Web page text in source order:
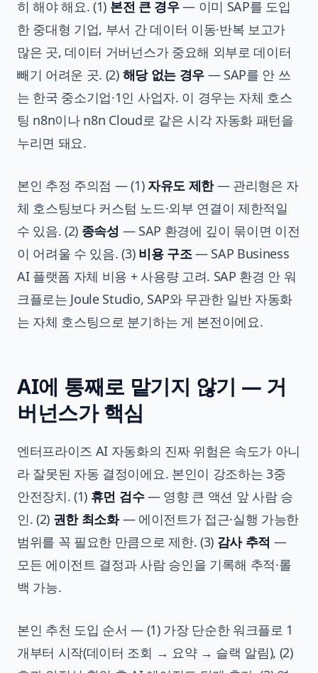
히 해야 해요. (1) 본전 큰 경우— 이미 SAP를 도입
한 중대형 기업, 부서 간 데이터 이동·반복 보고가
많은 곳, 데이터 거버넌스가 중요해 외부로 데이터
빼기 어려운 곳. (2) 해당 없는 경우— SAP를 안 쓰
는 한국 중소기업·1인 사업자. 이 경우는 자체 호스
팅 n8n이나 n8n Cloud로 같은 시각 자동화 패턴을
누리면 돼요.
본인 추정 주의점 — (1) 자유도 제한— 관리형은 자
체 호스팅보다 커스텀 노드·외부 연결이 제한적일
수 있음. (2) 종속성 — SAP 환경에 깊이 묶이면 이전
이 어려울 수 있음. (3) 비용 구조— SAP Business
AI 플랫폼 자체 비용 + 사용량 고려. SAP 환경 안 워
크플로는 Joule Studio, SAP와 무관한 일반 자동화
는 자체 호스팅으로 분기하는 게 본전이에요.
AI에 통째로 맡기지 않기 — 거
버넌스가 핵심
엔터프라이즈 AI 자동화의 진짜 위험은 속도가 아니
라 잘못된 자동 결정이에요. 본인이 강조하는 3중
안전장치. (1) 휴먼 검수— 영향 큰 액션 앞 사람 승
인. (2) 권한 최소화— 에이전트가 접근·실행 가능한
범위를 꼭 필요한 만큼으로 제한. (3) 감사 추적 —
모든 에이전트 결정과 사람 승인을 기록해 추적·롤
백 가능.
본인 추천 도입 순서 — (1) 가장 단순한 워크플로 1
개부터 시작(데이터 조회 → 요약 → 슬랙 알림), (2)